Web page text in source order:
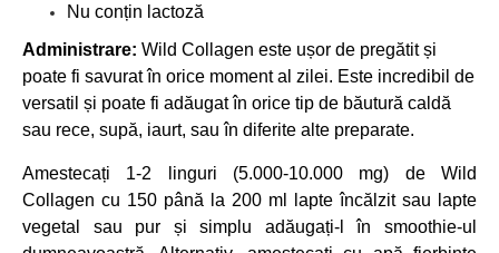
Nu conțin lactoză
Administrare: Wild Collagen este ușor de pregătit și
poate fi savurat în orice moment al zilei. Este incredibil de
versatil și poate fi adăugat în orice tip de băutură caldă
sau rece, supă, iaurt, sau în diferite alte preparate.
Amestecați 1-2 linguri (5.000-10.000 mg) de Wild
Collagen cu 150 până la 200 ml lapte încălzit sau lapte
vegetal sau pur și simplu adăugați-l în smoothie-ul